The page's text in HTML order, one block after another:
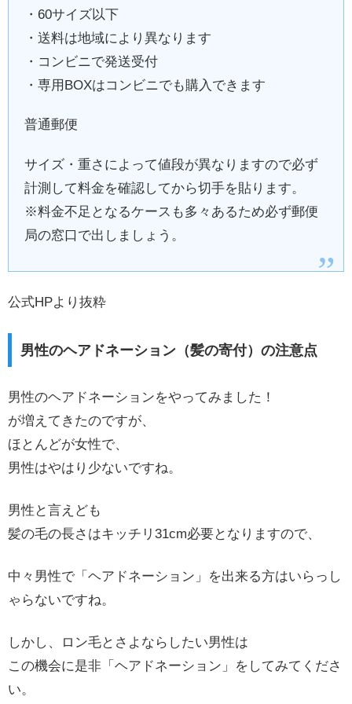
・60サイズ以下
・送料は地域により異なります
・コンビニで発送受付
・専用BOXはコンビニでも購入できます
普通郵便
サイズ・重さによって値段が異なりますので必ず
計測して料金を確認してから切手を貼ります。
※料金不足となるケースも多々あるため必ず郵便
局の窓口で出しましょう。
公式HPより抜粋
男性のヘアドネーション（髪の寄付）の注意点
男性のヘアドネーションをやってみました！
が増えてきたのですが、
ほとんどが女性で、
男性はやはり少ないですね。
男性と言えども
髪の毛の長さはキッチリ31cm必要となりますので、
中々男性で「ヘアドネーション」を出来る方はいらっし
ゃらないですね。
しかし、ロン毛とさよならしたい男性は
この機会に是非「ヘアドネーション」をしてみてくださ
い。